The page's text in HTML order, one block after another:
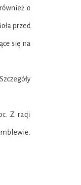
o
przed
się na
Z racji